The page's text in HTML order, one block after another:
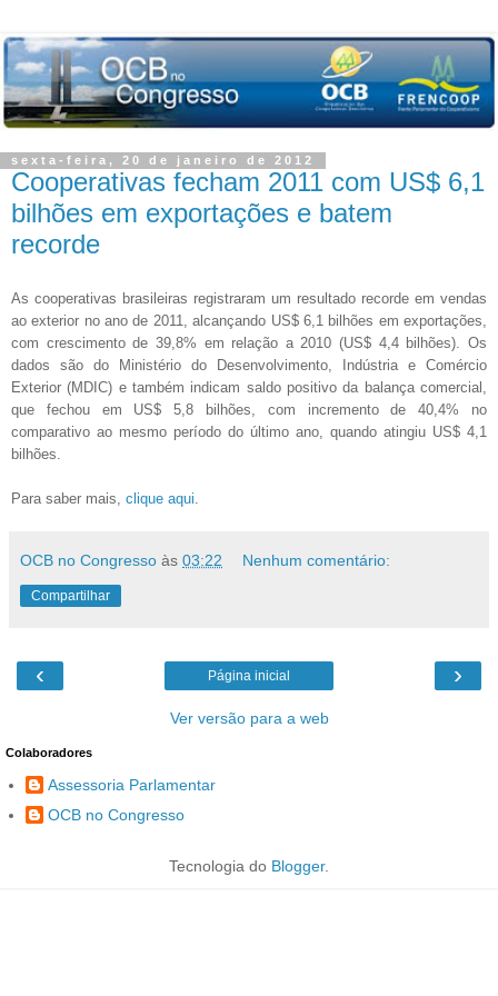
sexta-feira, 20 de janeiro de 2012
Cooperativas fecham 2011 com US$ 6,1
bilhões em exportações e batem
recorde
As cooperativas brasileiras registraram um resultado recorde em vendas
ao exterior no ano de 2011, alcançando US$ 6,1 bilhões em exportações,
com crescimento de 39,8% em relação a 2010 (US$ 4,4 bilhões). Os
dados são do Ministério do Desenvolvimento, Indústria e Comércio
Exterior (MDIC) e também indicam saldo positivo da balança comercial,
que fechou em US$ 5,8 bilhões, com incremento de 40,4% no
comparativo ao mesmo período do último ano, quando atingiu US$ 4,1
bilhões.
Para saber mais, clique aqui.
OCB no Congresso às 03:22 Nenhum comentário:
Compartilhar
‹ ›
Página inicial
Ver versão para a web
Colaboradores
Assessoria Parlamentar
OCB no Congresso
Tecnologia do Blogger.